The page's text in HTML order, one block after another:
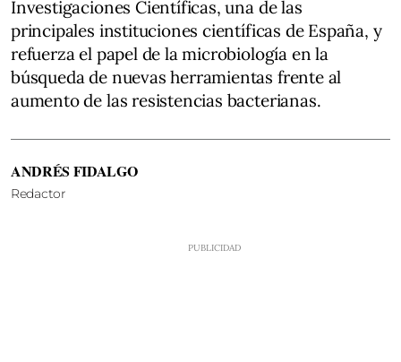
Investigaciones Científicas, una de las
principales instituciones científicas de España, y
refuerza el papel de la microbiología en la
búsqueda de nuevas herramientas frente al
aumento de las resistencias bacterianas.
ANDRÉS FIDALGO
Redactor